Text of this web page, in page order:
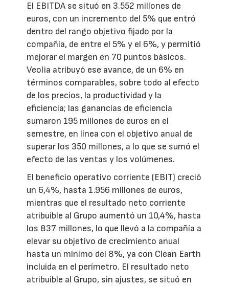
El EBITDA se situó en 3.552 millones de
euros, con un incremento del 5% que entró
dentro del rango objetivo fijado por la
compañía, de entre el 5% y el 6%, y permitió
mejorar el margen en 70 puntos básicos.
Veolia atribuyó ese avance, de un 6% en
términos comparables, sobre todo al efecto
de los precios, la productividad y la
eficiencia; las ganancias de eficiencia
sumaron 195 millones de euros en el
semestre, en línea con el objetivo anual de
superar los 350 millones, a lo que se sumó el
efecto de las ventas y los volúmenes.
El beneficio operativo corriente (EBIT) creció
un 6,4%, hasta 1.956 millones de euros,
mientras que el resultado neto corriente
atribuible al Grupo aumentó un 10,4%, hasta
los 837 millones, lo que llevó a la compañía a
elevar su objetivo de crecimiento anual
hasta un mínimo del 8%, ya con Clean Earth
incluida en el perímetro. El resultado neto
atribuible al Grupo, sin ajustes, se situó en